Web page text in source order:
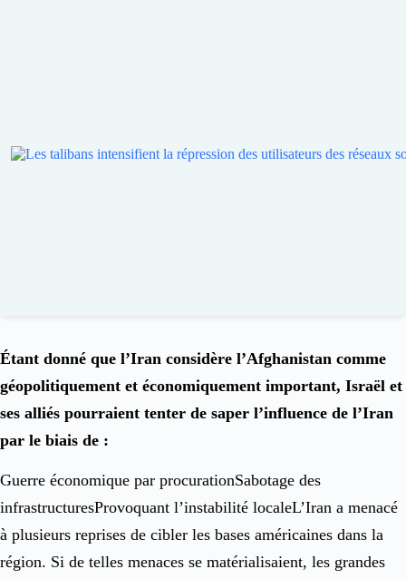
Étant donné que l’Iran considère l’Afghanistan comme
géopolitiquement et économiquement important, Israël et
ses alliés pourraient tenter de saper l’influence de l’Iran
par le biais de :
Guerre économique par procurationSabotage des
infrastructuresProvoquant l’instabilité localeL’Iran a menacé
à plusieurs reprises de cibler les bases américaines dans la
région. Si de telles menaces se matérialisaient, les grandes